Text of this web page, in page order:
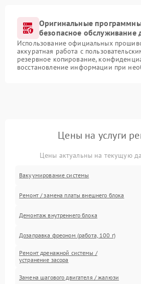
Оригинальные
безопасное обслуживание
Использование официальных
аккуратная работа с
резервное копирование,
восстановление информации при
Цены на услуги
Цены актуальны на текущую
Вакуумирование системы
Ремонт / замена платы внешнего блока
Демонтаж внутреннего блока
Дозаправка фреоном (работа, 100 г)
Ремонт дренажной системы /
устранение засора
Замена шагового двигателя / жалюзи